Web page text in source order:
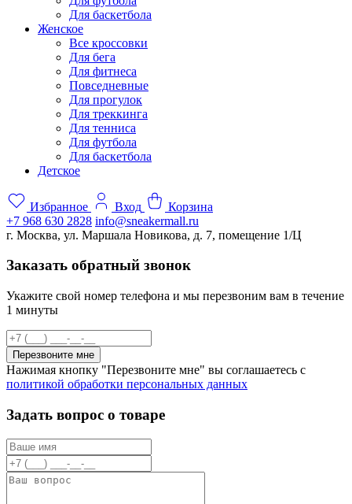
Для баскетбола
Женское
Все кроссовки
Для бега
Для фитнеса
Повседневные
Для прогулок
Для треккинга
Для тенниса
Для футбола
Для баскетбола
Детское
Избранное Вход
Корзина
+7 968 630 2828 info@sneakermall.ru
г. Москва, ул. Маршала Новикова, д. 7, помещение 1/Ц
Заказать обратный звонок
Укажите свой номер телефона и мы перезвоним вам в течение
1 минуты
Перезвоните мне
Нажимая кнопку "Перезвоните мне" вы соглашаетесь с
политикой обработки персональных данных
Задать вопрос о товаре